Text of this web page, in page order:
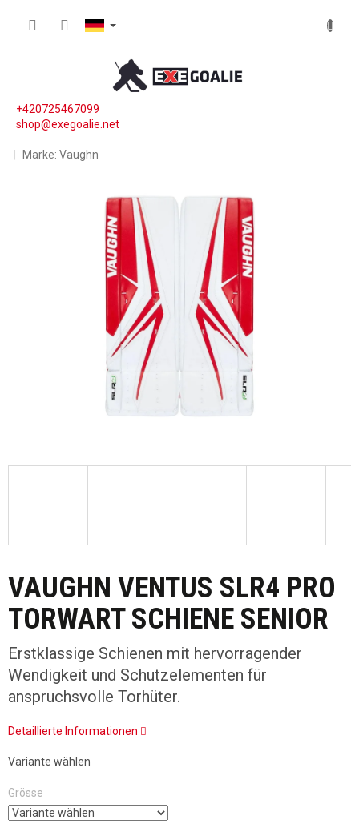
+420725467099
shop@exegoalie.net
Marke: Vaughn
VAUGHN VENTUS SLR4 PRO
TORWART SCHIENE SENIOR
Erstklassige Schienen mit hervorragender
Wendigkeit und Schutzelementen für
anspruchsvolle Torhüter.
Detaillierte Informationen
Variante wählen
Grösse